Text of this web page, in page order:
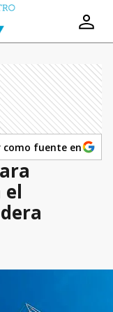
como fuente en
el